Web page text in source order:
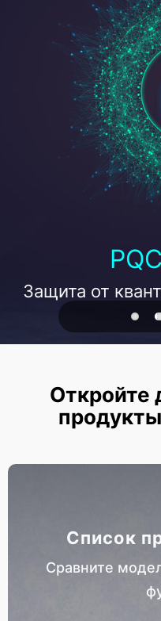
Защита от
Откройте
Список
Сравните